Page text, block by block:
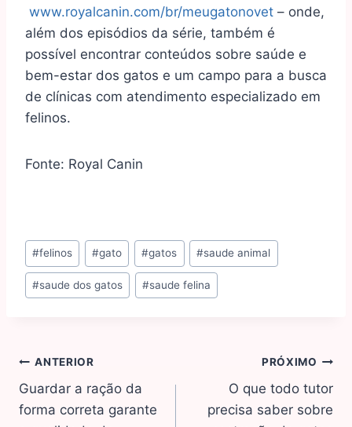
www.royalcanin.com/br/meugatonovet – onde,
além dos episódios da série, também é
possível encontrar conteúdos sobre saúde e
bem-estar dos gatos e um campo para a busca
de clínicas com atendimento especializado em
felinos.
Fonte: Royal Canin
#felinos #gato #gatos #saude animal
#saude dos gatos #saude felina
ANTERIOR
Guardar a ração da
forma correta garante
PRÓXIMO
O que todo tutor
precisa saber sobre